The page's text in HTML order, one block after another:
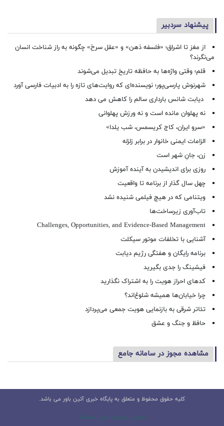
پیشنهاد سردبیر
از مغز تا اشراق؛ «فلسفه ذهن» و «عقل سرخ» چگونه به راز شناخت انسان
می‌نگرند؟
قلم؛ وقتی واژه‌ها به حافظه تاریخ تبدیل می‌شوند
شهرنوش پارسی‌پور؛ نویسنده‌ای که روایت‌های تازه را به ادبیات فارسی آورد
دیابت شانس بارداری سالم را کاهش می دهد
نه پهلوان مانده است و نه ورزش پهلوانی
«سرو ایران، کاج کریسمس، شب یلدا»
الزامات ایمنی خانوار در برابر زلزله
زن، جانِ شهر است
روزی برای اندیشیدن به آینده آموزش
چهل سال گذار از برنامه تا واقعیت
ویتنامی که در هیچ فیلمی شنیده نشد
تاب‌آوری زیرساخت‌ها
Challenges, Opportunities, and Evidence-Based Management
آشنایی با تخلفات موتور سیکلت
برنامه رایگان و هفتگی رژیم دیابت
فیشینگ را جدی بگیرید
کدهای احراز هویت را به اشتراک نگذارید
چرا خیابان‌ها همیشه شلوغ‌اند؟
تئاتر شرقی به بازنمایی هویت جمعی می‌پردازد
حافظ و جنگ و عشق
مشاهده مجوز در سامانه جامع
کلیه حقوق محفوظ و متعلق به پایگاه خبری آئین باور می باشد.
طراحی و تولید البرز سامانه